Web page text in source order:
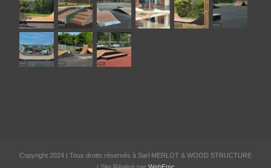
Copyright 2024 | Tous droits réservés à Sarl MERLOT & WOOD STRUCTURE